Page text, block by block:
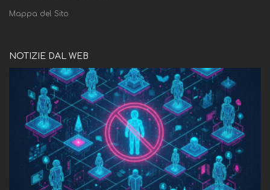
Mappa del Sito
NOTIZIE DAL WEB